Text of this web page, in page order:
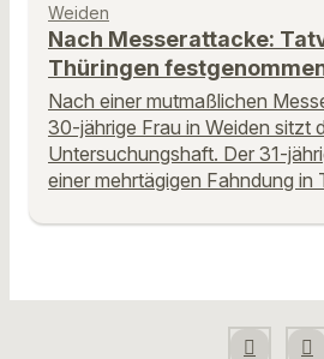
Weiden
Nach Messerattacke:
Thüringen
Nach einer mutmaßlichen
30-jährige Frau in Weiden sitzt
Untersuchungshaft. Der 31-
einer mehrtägigen Fahndung in